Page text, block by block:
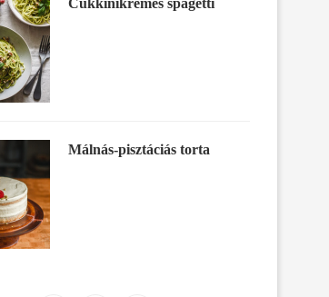
Cukkinikrémes spagetti
Málnás-pisztáciás torta